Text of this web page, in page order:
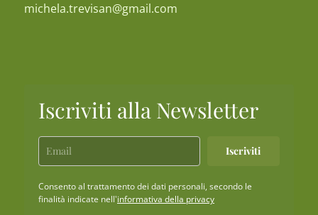
michela.trevisan@gmail.com
Iscriviti alla Newsletter
Iscriviti
Consento al trattamento dei dati personali, secondo le
finalità indicate nell'informativa della privacy